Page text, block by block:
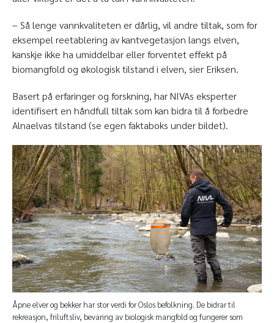
– Så lenge vannkvaliteten er dårlig, vil andre tiltak, som for
eksempel reetablering av kantvegetasjon langs elven,
kanskje ikke ha umiddelbar eller forventet effekt på
biomangfold og økologisk tilstand i elven, sier Eriksen.
Basert på erfaringer og forskning, har NIVAs eksperter
identifisert en håndfull tiltak som kan bidra til å forbedre
Alnaelvas tilstand (se egen faktaboks under bildet).
Åpne elver og bekker har stor verdi for Oslos befolkning. De bidrar til
rekreasjon, friluftsliv, bevaring av biologisk mangfold og fungerer som